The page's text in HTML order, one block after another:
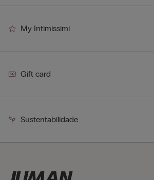
My Intimissimi
Gift card
Sustentabilidade